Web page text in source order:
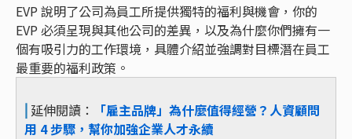
EVP 說明了公司為員工所提供獨特的福利與機會，你的
EVP 必須呈現與其他公司的差異，以及為什麼你們擁有一
個有吸引力的工作環境，具體介紹並強調對目標潛在員工
最重要的福利政策。
⎜ 延伸閱讀：
「雇主品牌」為什麼值得經營？人資顧問
用 4 步驟，幫你加強企業人才永續